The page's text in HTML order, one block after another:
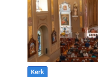
Kerk